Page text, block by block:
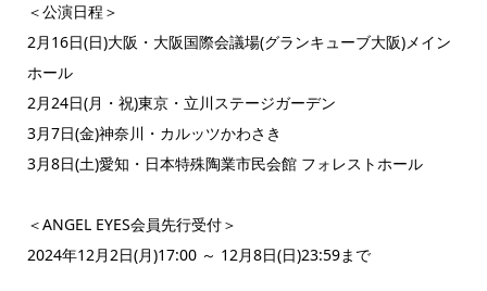
＜公演日程＞
2月16日(日)大阪・大阪国際会議場(グランキューブ大阪)メイン
ホール
2月24日(月・祝)東京・立川ステージガーデン
3月7日(金)神奈川・カルッツかわさき
3月8日(土)愛知・日本特殊陶業市民会館 フォレストホール
＜ANGEL EYES会員先行受付＞
2024年12月2日(月)17:00 ～ 12月8日(日)23:59まで